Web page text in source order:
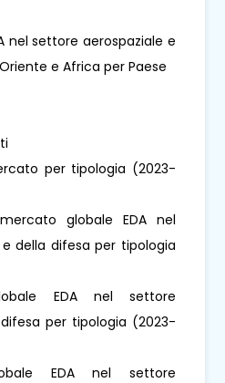
nel settore aerospaziale e
e Africa per Paese
per tipologia (2023-
globale EDA nel
della difesa per tipologia
EDA nel settore
per tipologia (2023-
EDA nel settore